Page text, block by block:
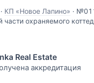
· КП «Новое Лапино» ·
части охраняемого
в непосредственной
к проживанию
квадратных метров.
Real Estate
аккредитация